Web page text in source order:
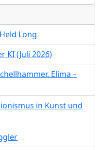
Long
KI (Juli 2026)
Elima –
in Kunst und